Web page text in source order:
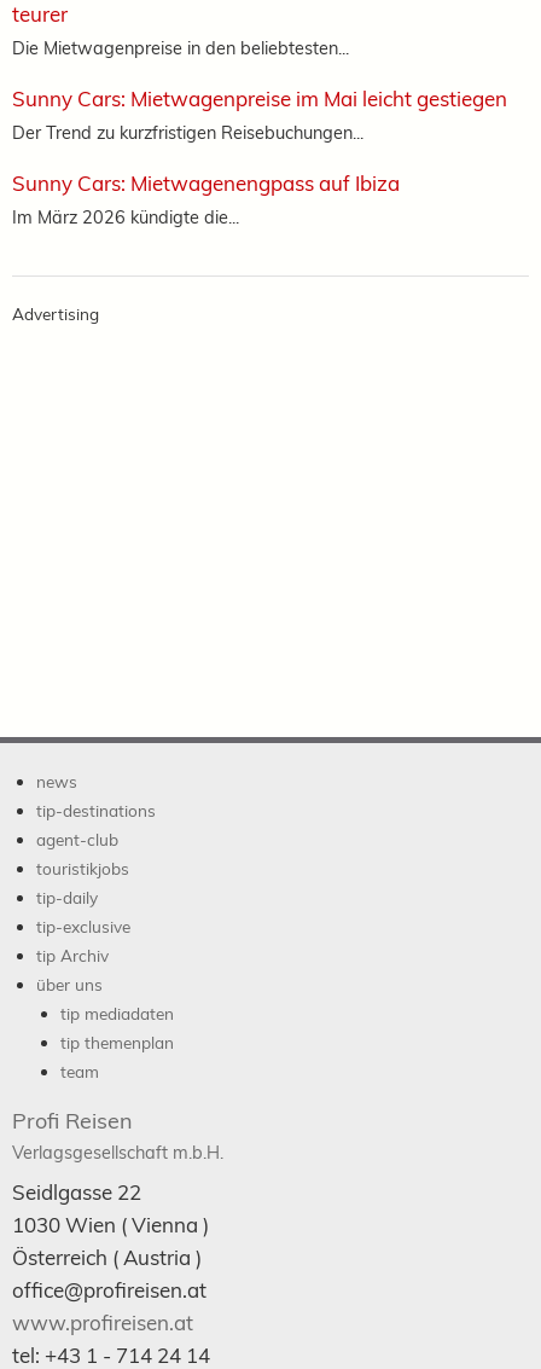
teurer
Die Mietwagenpreise in den beliebtesten...
Sunny Cars: Mietwagenpreise im Mai leicht gestiegen
Der Trend zu kurzfristigen Reisebuchungen...
Sunny Cars: Mietwagenengpass auf Ibiza
Im März 2026 kündigte die...
Advertising
news
tip-destinations
agent-club
touristikjobs
tip-daily
tip-exclusive
tip Archiv
über uns
tip mediadaten
tip themenplan
team
Profi Reisen
Verlagsgesellschaft m.b.H.
Seidlgasse 22
1030Wien ( Vienna )
Österreich (Austria )
office@profireisen.at
www.profireisen.at
tel: +43 1 - 714 24 14